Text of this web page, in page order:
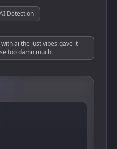
Detection
ai the just vibes gave it
too damn much